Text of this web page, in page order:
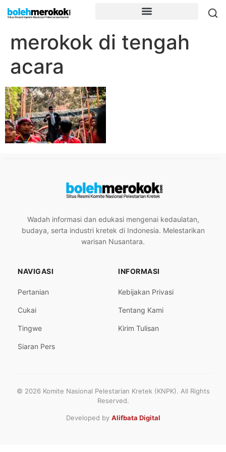
merokok di tengah
acara
Wadah informasi dan edukasi mengenai kedaulatan,
budaya, serta industri kretek di Indonesia. Melestarikan
warisan Nusantara.
NAVIGASI
Pertanian
Cukai
Tingwe
Siaran Pers
INFORMASI
Kebijakan Privasi
Tentang Kami
Kirim Tulisan
© 2026 Komite Nasional Pelestarian Kretek (KNPK). All Rights
Reserved.
Developed by Alifbata Digital